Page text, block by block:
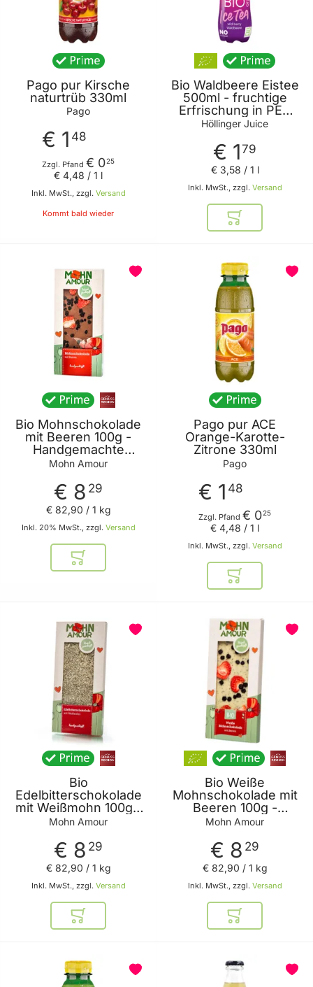
Pago pur Kirsche
naturtrüb 330ml
Pago
€ 1 48
Zzgl. Pfand€ 025
Inkl. MwSt., zzgl. Versand
€ 4,48 / 1 l
Kommt bald wieder
Bio Waldbeere Eistee
500ml - fruchtige
Erfrischung in PET
Flasche - ohne
Farbstoffe und
Konservierungsstoffe
von Höllinger Juice
Höllinger Juice
€ 179
Inkl. MwSt., zzgl. Versand
€ 3,58 / 1 l
In den
Bio Mohnschokolade
mit Beeren 100g -
Handgemachte
Mohn-
mit Beeren von Mohn
Amour
Mohn Amour
€ 8 29
Inkl. 20% MwSt., zzgl. Versand
€ 82,90 / 1 kg
In den Warenkorb
Pago pur ACE
Orange-Karotte-
Zitrone 330ml
Pago
€ 1 48
Zzgl. Pfand€ 025
Inkl. MwSt., zzgl. Versand
€ 4,48 / 1 l
In den
Bio
Edelbitterschokolade
mit Weißmohn 100g -
Handgeschöpft und
verfeinert von Mohn
Amour
Mohn Amour
€ 8 29
Inkl. MwSt., zzgl. Versand
€ 82,90 / 1 kg
In den Warenkorb
Bio Weiße
Mohnschokolade mit
Beeren 100g -
Handgemachte Weiße
Beeren von Mohn
Amour
Mohn Amour
€ 8 29
Inkl. MwSt., zzgl. Versand
€ 82,90 / 1 kg
In den